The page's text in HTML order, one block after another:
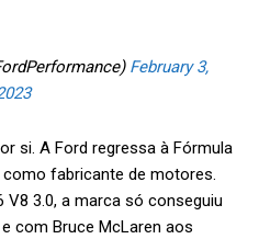
February 3,
si. A Ford regressa à Fórmula
fabricante de motores.
V8 3.0, a marca só conseguiu
com Bruce McLaren aos